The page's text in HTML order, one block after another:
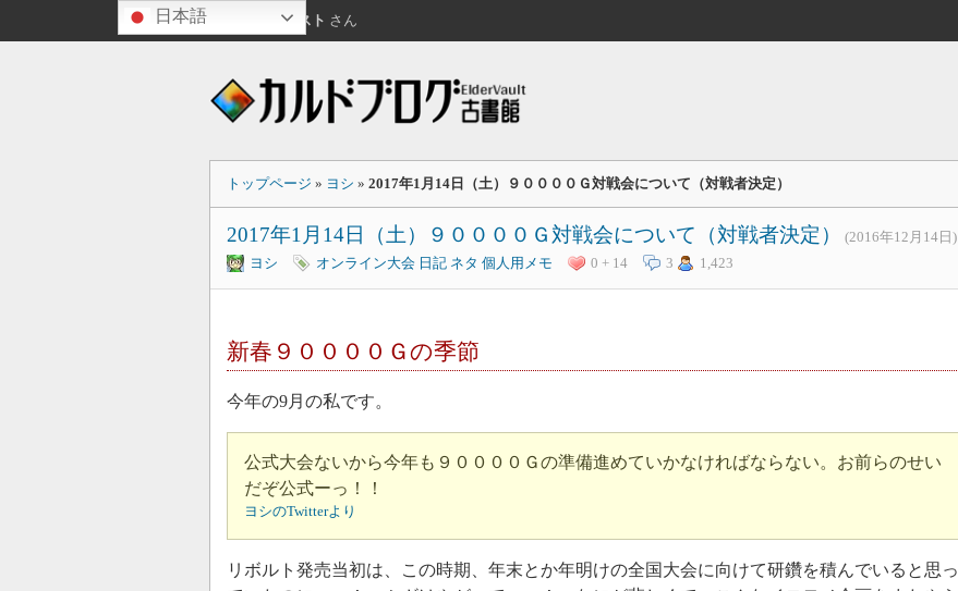
ゲスト さん
トップページ » ヨシ » 2017年1月14日（土）９００００Ｇ対戦会について（対戦者決定）
2017年1月14日（土）９００００Ｇ対戦会について（対戦者決定）
(2016年12月14日)
ヨシ
オンライン大会 日記 ネタ 個人用メモ 0 + 14 3 1,423
新春９００００Ｇの季節
今年の9月の私です。
公式大会ないから今年も９００００Ｇの準備進めていかなければならない。お前らのせい
だぞ公式ーっ！！
ヨシのTwitterより
リボルト発売当初は、この時期、年末とか年明けの全国大会に向けて研鑽を積んでいると思っ
日本語